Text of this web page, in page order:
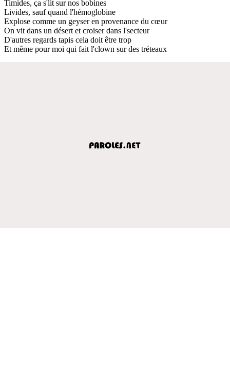
Timides, ça s'lit sur nos bobines
Livides, sauf quand l'hémoglobine
Explose comme un geyser en provenance du cœur
On vit dans un désert et croiser dans l'secteur
D'autres regards tapis cela doit être trop
Et même pour moi qui fait l'clown sur des tréteaux